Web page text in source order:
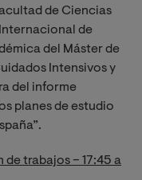
de Ciencias
de
del Máster de
Intensivos y
del informe
planes de estudio
trabajos – 17:45 a